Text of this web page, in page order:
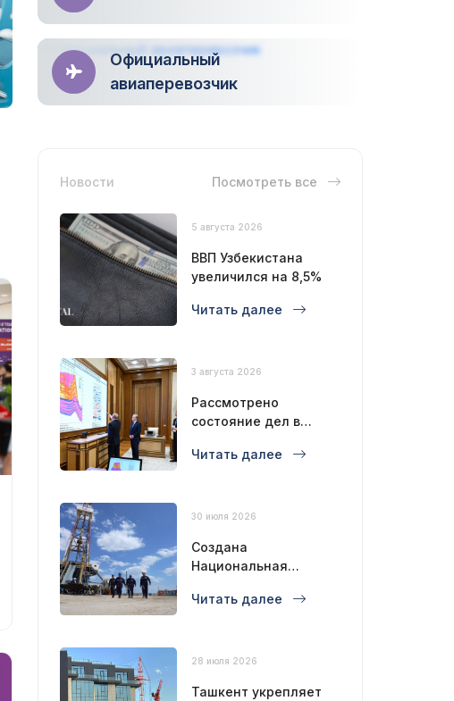
Официальный
авиаперевозчик
Новости Посмотреть все
5 августа 2026
ВВП Узбекистана
увеличился на 8,5%
Читать далее
3 августа 2026
Рассмотрено
состояние дел в
отрасли
Читать далее
30 июля 2026
Создана
Национальная
Читать далее
28 июля 2026
Ташкент укрепляет